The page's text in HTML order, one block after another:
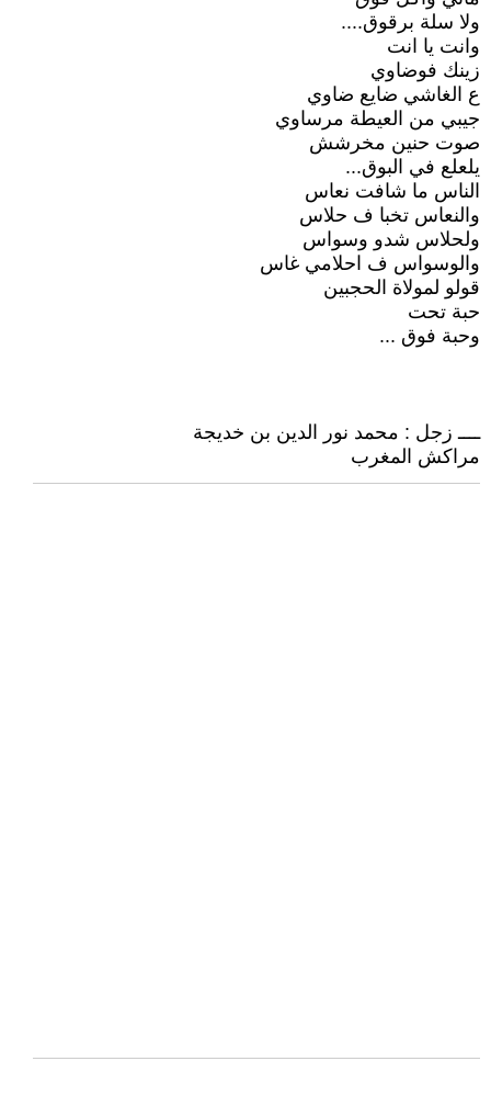
ولا سلة برقوق....
وانت يا انت
زينك فوضاوي
ع الغاشي ضايع ضاوي
جيبي من العيطة مرساوي
صوت حنين مخرشش
يلعلع في البوق...
الناس ما شافت نعاس
والنعاس تخبا ف حلاس
ولحلاس شدو وسواس
والوسواس ف احلامي غاس
قولو لمولاة الحجبين
حبة تحت
وحبة فوق ...
ــــ زجل : محمد نور الدين بن خديجة
مراكش المغرب